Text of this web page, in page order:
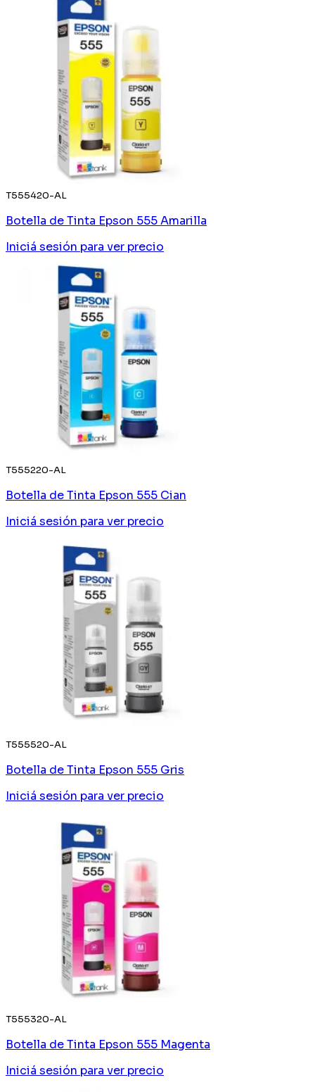
T555420-AL
Botella de Tinta Epson 555 Amarilla
Iniciá sesión para ver precio
T555220-AL
Botella de Tinta Epson 555 Cian
Iniciá sesión para ver precio
T555520-AL
Botella de Tinta Epson 555 Gris
Iniciá sesión para ver precio
T555320-AL
Botella de Tinta Epson 555 Magenta
Iniciá sesión para ver precio